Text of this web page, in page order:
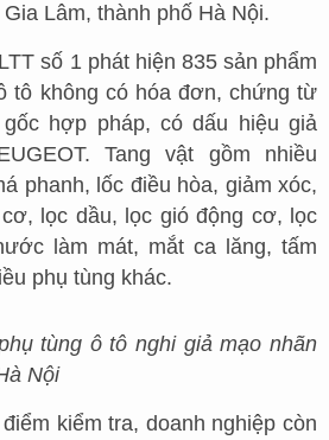
Lâm, thành phố Hà Nội.
số 1 phát hiện 835 sản phẩm
tô không có hóa đơn, chứng từ
hợp pháp, có dấu hiệu giả
Tang vật gồm nhiều
phanh, lốc điều hòa, giảm xóc,
lọc dầu, lọc gió động cơ, lọc
làm mát, mắt ca lăng, tấm
phụ tùng khác.
tùng ô tô nghi giả mạo nhãn
Nội
kiểm tra, doanh nghiệp còn